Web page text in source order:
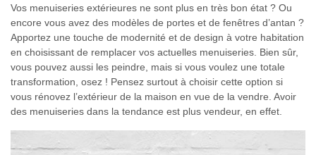
Vos menuiseries extérieures ne sont plus en très bon état ? Ou
encore vous avez des modèles de portes et de fenêtres d’antan ?
Apportez une touche de modernité et de design à votre habitation
en choisissant de remplacer vos actuelles menuiseries. Bien sûr,
vous pouvez aussi les peindre, mais si vous voulez une totale
transformation, osez ! Pensez surtout à choisir cette option si
vous rénovez l’extérieur de la maison en vue de la vendre. Avoir
des menuiseries dans la tendance est plus vendeur, en effet.